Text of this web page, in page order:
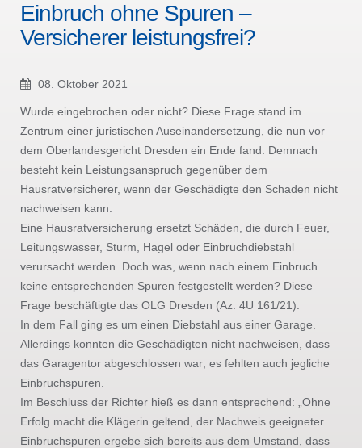
Einbruch ohne Spuren –
Versicherer leistungsfrei?
08. Oktober 2021
Wurde eingebrochen oder nicht? Diese Frage stand im
Zentrum einer juristischen Auseinandersetzung, die nun vor
dem Oberlandesgericht Dresden ein Ende fand. Demnach
besteht kein Leistungsanspruch gegenüber dem
Hausratversicherer, wenn der Geschädigte den Schaden nicht
nachweisen kann.
Eine Hausratversicherung ersetzt Schäden, die durch Feuer,
Leitungswasser, Sturm, Hagel oder Einbruchdiebstahl
verursacht werden. Doch was, wenn nach einem Einbruch
keine entsprechenden Spuren festgestellt werden? Diese
Frage beschäftigte das OLG Dresden (Az. 4U 161/21).
In dem Fall ging es um einen Diebstahl aus einer Garage.
Allerdings konnten die Geschädigten nicht nachweisen, dass
das Garagentor abgeschlossen war; es fehlten auch jegliche
Einbruchspuren.
Im Beschluss der Richter hieß es dann entsprechend: „Ohne
Erfolg macht die Klägerin geltend, der Nachweis geeigneter
Einbruchspuren ergebe sich bereits aus dem Umstand, dass